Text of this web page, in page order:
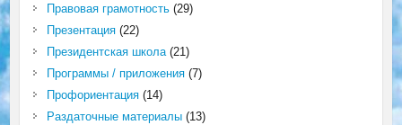
Правовая грамотность(29)
Презентация(22)
Президентская школа(21)
Программы / приложения(7)
Профориентация(14)
Раздаточные материалы(13)